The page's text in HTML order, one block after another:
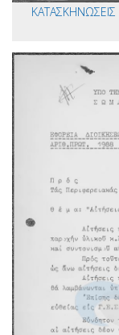
ΚΑΤΑΣΚΗΝΩΣΕΙΣ